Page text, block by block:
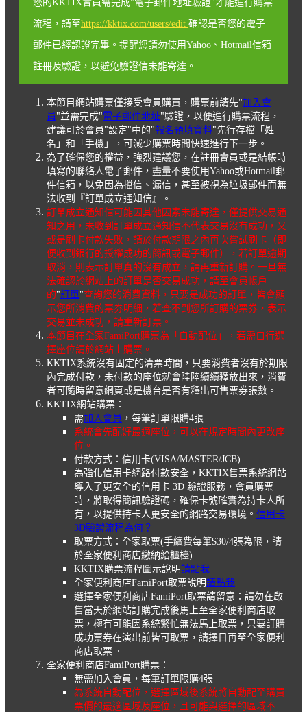
您的KKTIX會員需完成"電子郵件地址驗證"才能進行購票
流程，請至https://kktix.com/users/edit 確認是否您的電子
郵件已經認證完畢。提醒您請勿使用Yahoo、Hotmail信箱
註冊及驗證，以避免驗證信未能寄達。
本節目網站購票僅接受會員購買，購票前請先"加入會
員 "並需完成"電子郵件地址"驗證，以便進行購票流程，
建議可於會員"設定"中的"報名預填資料"先行存檔「姓
名」和「手機」，可減少購票時間快速進行下一步。
為了確保您的權益，強烈建議您，在註冊會員或是結帳時
填寫的聯絡人電子郵件，盡量不要使用Yahoo或Hotmail郵
件信箱，以免因為擋信、漏信，甚至被視為垃圾郵件而無
法收到『訂單成立通知信』。
訂單成立通知信可能因其他因素未能寄達，僅提供交易通
知之用，未收到訂單成立通知信不代表交易沒有成功，又
或是刷卡付款失敗，請於付款期限之內再次嘗試刷卡（即
便收到銀行的授權成功的簡訊或電子郵件），若訂單逾期
取消，則表示訂單真的沒有成立，請再重新訂購。一旦無
法確認於網站上的訂單是否交易成功，請至會員帳戶
的"訂單"查詢您的消費資料，只要是成功的訂單，皆會顯
示您所消費的票券明細，若查不到您所訂購的票券，表示
交易並未成功，請重新訂票。
本節目在全家FamiPort購票為「自動配位」，若需自行選
擇座位請於網站上購票。
KKTIX系統沒有固定的清票時間，只要消費者沒有於期限
內完成付款，未付款的座位就會陸陸續續釋放出來，消費
者可隨時留意網頁或是機台是否有釋出可售票券張數。
KKTIX網站購票：
需加入會員 ，每筆訂單限購4張
系統會先配好最適座位，可以在規定時間內更改座
位。
付款方式：信用卡(VISA/MASTER/JCB)
為強化信用卡網路付款安全，KKTIX售票系統網站
導入了更安全的信用卡 3D 驗證服務，會員購票
時，將取得簡訊驗證碼，確保卡號確實為持卡人所
有，以提供持卡人更安全的網路交易環境。 信用卡
3D驗證流程為何？
取票方式：全家取票(手續費每筆$30/4張為限，請
於全家便利商店繳納給櫃檯)
KKTIX購票流程圖示說明請點我
全家便利商店FamiPort取票說明請點我
選擇全家便利商店FamiPort取票請留意：請勿在啟
售當天於網站訂購完成後馬上至全家便利商店取
票，極有可能因系統繁忙無法馬上取票，只要訂購
成功票券在演出前皆可取票，請擇日再至全家便利
商店取票。
全家便利商店FamiPort購票：
無需加入會員，每筆訂單限購4張
為系統自動配位，選擇區域後系統將自動配至購買
票價的最適區域及座位，且可能與選擇的區域不